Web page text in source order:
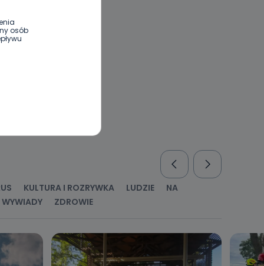
osób
oraz
żądania
KULTURA I ROZRYWKA LUDZIE
NA
WYWIADY ZDROWIE